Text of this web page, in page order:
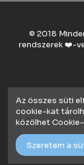
© 2018
rendszerek ❤️-
Az összes süti
cookie-kat
közölhet
Szeretem a